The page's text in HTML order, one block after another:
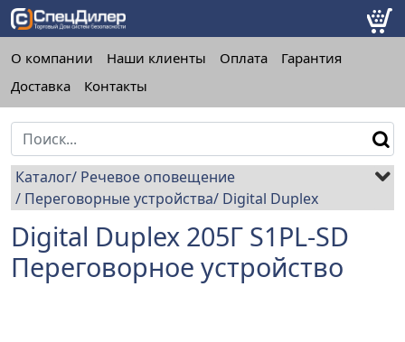
О компании Наши клиенты Оплата
Гарантия
Доставка
Контакты
Каталог Речевое оповещение
Переговорные устройства Digital Duplex
Digital Duplex 205Г S1PL-SD
Переговорное устройство